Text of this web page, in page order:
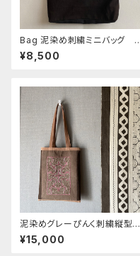
Bag 泥染め刺繍ミニバッグ 2
9x32cm シピボ族の泥染め刺
繍
¥8,500
泥染めグレーぴんく刺繍縦型シ
ョルダー 30x39cm シピボ族
の泥染め 先住民族 民藝
¥15,000